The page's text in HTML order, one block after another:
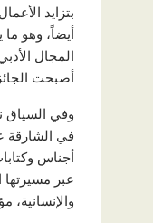
بتزايد
أيضاً، وهو
المجال
أصبحت
وفي السياق
في الشارقة
أجناس
عبر مسيرتها